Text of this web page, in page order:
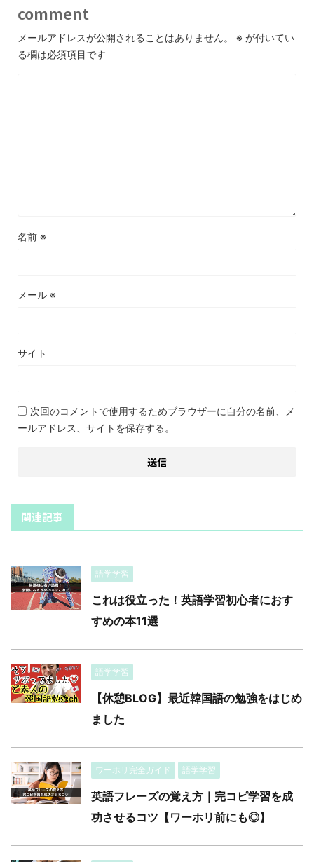
comment
メールアドレスが公開されることはありません。 ※ が付いてい
る欄は必須項目です
名前 ※
メール ※
サイト
次回のコメントで使用するためブラウザーに自分の名前、メ
ールアドレス、サイトを保存する。
関連記事
語学学習
これは役立った！英語学習初心者におす
すめの本11選
語学学習
【休憩BLOG】最近韓国語の勉強をはじめ
ました
ワーホリ完全ガイド 語学学習
英語フレーズの覚え方｜完コピ学習を成
功させるコツ【ワーホリ前にも◎】